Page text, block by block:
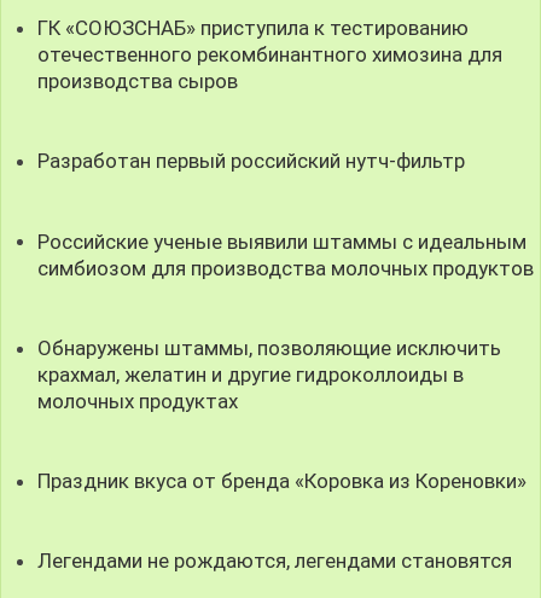
ГК «СОЮЗСНАБ» приступила к тестированию
отечественного рекомбинантного химозина для
производства сыров
Разработан первый российский нутч-фильтр
Российские ученые выявили штаммы с идеальным
симбиозом для производства молочных продуктов
Обнаружены штаммы, позволяющие исключить
крахмал, желатин и другие гидроколлоиды в
молочных продуктах
Праздник вкуса от бренда «Коровка из Кореновки»
Легендами не рождаются, легендами становятся